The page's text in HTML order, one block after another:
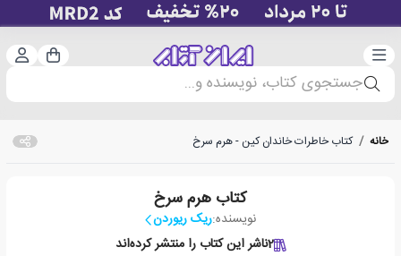
دسته‌بندی سبد
جستجوی کتاب، نویسنده و...
خانه / کتاب خاطرات خاندان کین - هرم سرخ
کتاب هرم سرخ
نویسنده:ریک ریوردن
2ناشر این کتاب را منتشر کرده‌اند